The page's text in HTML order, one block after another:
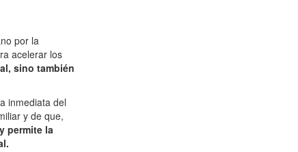
por la
acelerar los
sino también
inmediata del
y de que,
permite la